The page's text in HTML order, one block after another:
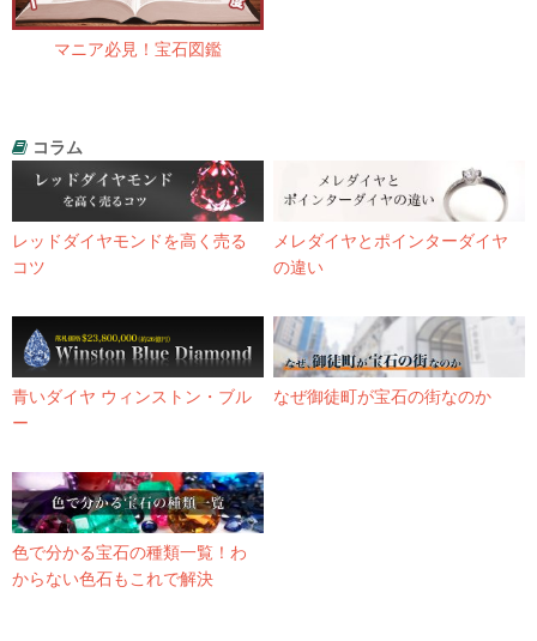
マニア必見！宝石図鑑
コラム
レッドダイヤモンドを高く売る
コツ
メレダイヤとポインターダイヤ
の違い
青いダイヤ ウィンストン・ブル
ー
なぜ御徒町が宝石の街なのか
色で分かる宝石の種類一覧！わ
からない色石もこれで解決